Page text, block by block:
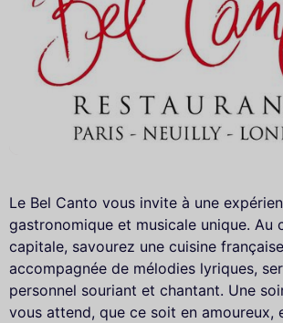
Le Bel Canto vous invite à une
gastronomique et musicale unique. Au
capitale, savourez une cuisine
accompagnée de mélodies lyriques,
personnel souriant et chantant. Une
vous attend, que ce soit en amoureux,